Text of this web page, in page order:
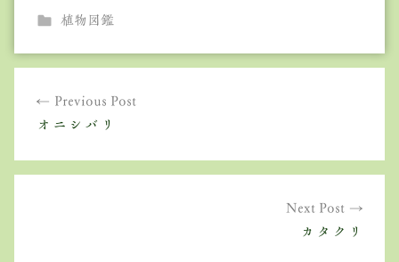
植物図鑑
ビ
Previous Post
オニシバリ
Next Post
カタクリ